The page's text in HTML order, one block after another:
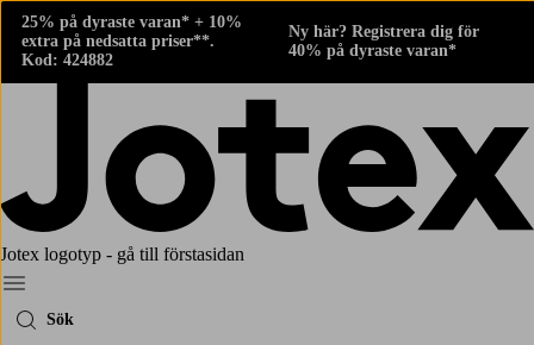
25% på dyraste varan* + 10%
extra på nedsatta priser**.
Kod: 424882
Ny här? Registrera dig för
40% på dyraste varan*
Jotex logotyp - gå till förstasidan
Meny
Sök